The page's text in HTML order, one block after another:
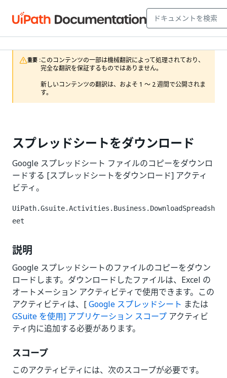
重要 :このコンテンツの一部は機械翻訳によって処理されており、
完全な翻訳を保証するものではありません。
新しいコンテンツの翻訳は、およそ 1 ～ 2 週間で公開されま
す。
スプレッドシートをダウンロード
Google スプレッドシート ファイルのコピーをダウンロ
ードする [スプレッドシートをダウンロード] アクティ
ビティ。
UiPath.Gsuite.Activities.Business.DownloadSpreadsh
eet
説明
Google スプレッドシートのファイルのコピーをダウン
ロードします。ダウンロードしたファイルは、Excel の
オートメーション アクティビティで使用できます。この
アクティビティは、[Google スプレッドシート または
GSuite を使用] アプリケーション スコープ アクティビ
ティ内に追加する必要があります。
スコープ
このアクティビティには、次のスコープが必要です。